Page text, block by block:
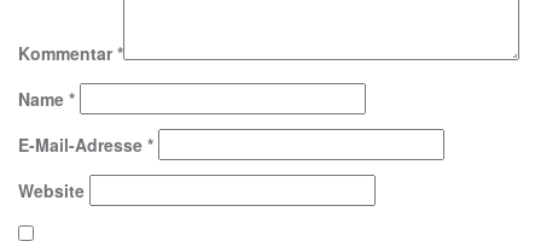
Kommentar*
Name *
E-Mail-Adresse *
Website